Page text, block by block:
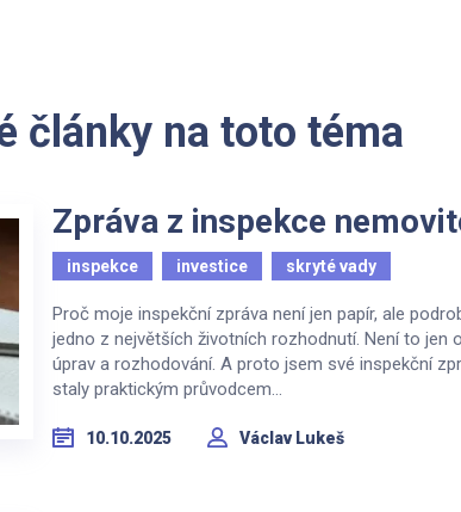
články na toto téma
Zpráva z inspekce
inspekce investice skryté vady
Proč moje inspekční zpráva není jen papír, ale
jedno z největších životních rozhodnutí. Není to jen
úprav a rozhodování. A proto jsem své inspekční
staly praktickým průvodcem...
10.10.2025 Václav Lukeš